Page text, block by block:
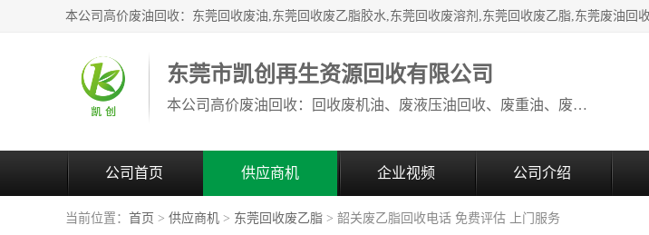
东莞市凯创再生资源回收有限公司
本公司高价废油回收：回收废机油、废液压油回收、废重油、废食用油回收、废导热油、废、废油漆、废UV光油、废清、废白矿油、废变压器油
公司首页 供应商机 企业视频 公司介绍
当前位置： 首页 > 供应商机 > 东莞回收废乙脂 > 韶关废乙脂回收电话 免费评估 上门服务